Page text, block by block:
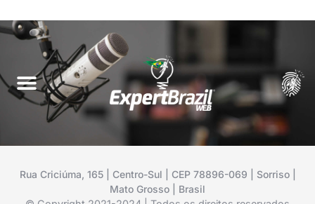
Rua Criciúma, 165 | Centro-Sul | CEP 78896-069 | Sorriso |
Mato Grosso | Brasil